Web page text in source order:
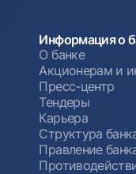
Информация о
О банке
Акционерам и
Пресс-центр
Тендеры
Карьера
Структура
Правление